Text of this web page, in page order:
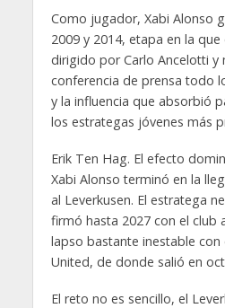
Como jugador, Xabi Alonso
2009 y 2014, etapa en la
dirigido por Carlo Ancelotti y
conferencia de prensa todo
y la influencia que absorbió
los estrategas jóvenes más
Erik Ten Hag. El efecto
Xabi Alonso terminó en la
al Leverkusen. El estratega
firmó hasta 2027 con el club
lapso bastante inestable con
United, de donde salió en
El reto no es sencillo, el